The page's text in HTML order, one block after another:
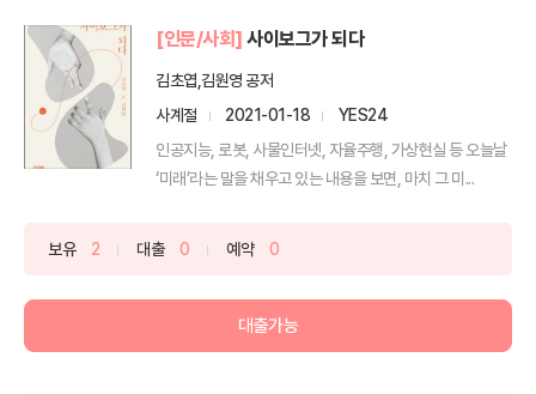
[인문/사회] 사이보그가 되다
김초엽,김원영 공저
사계절
2021-01-18
YES24
인공지능, 로봇, 사물인터넷, 자율주행, 가상현실 등 오늘날
‘미래’라는 말을 채우고 있는 내용을 보면, 마치 그 미...
보유 2 대출 0 예약 0
대출가능